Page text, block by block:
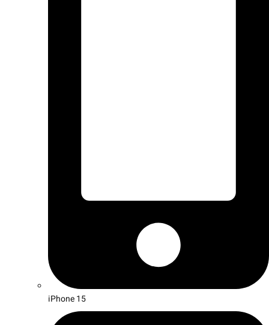
iPhone 15